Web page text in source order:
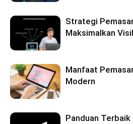
Strategi
Maksimalkan
Manfaat
Modern
Panduan